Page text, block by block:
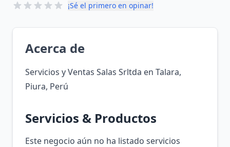
¡Sé el primero en opinar!
Acerca de
Servicios y Ventas Salas Srltda en Talara,
Piura, Perú
Servicios & Productos
Este negocio aún no ha listado servicios